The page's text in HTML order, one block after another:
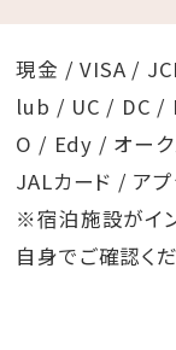
現金 / VISA /
lub / UC / DC /
O / Edy / オーク
JALカード / ア
※宿泊施設がイ
自身でご確認くだ